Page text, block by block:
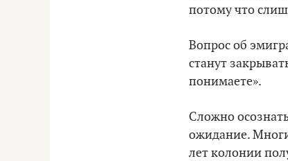
потому что
Вопрос об
станут
понимаете».
Сложно
ожидание.
лет колонии